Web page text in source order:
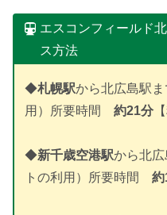
エスコンフィールド
ス方法
◆札幌駅から北広島駅
用）所要時間 約21分
◆新千歳空港駅から北
トの利用）所要時間 約